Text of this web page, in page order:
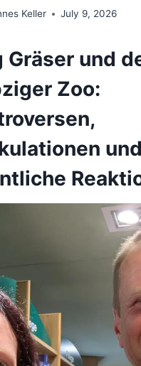
Keller July 9, 2026
Gräser und
Zoo:
und